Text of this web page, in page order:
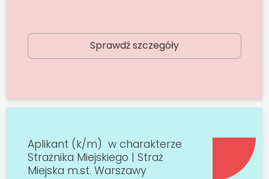
Sprawdź szczegóły
Aplikant (k/m) w charakterze
Strażnika Miejskiego | Straż
Miejska m.st. Warszawy